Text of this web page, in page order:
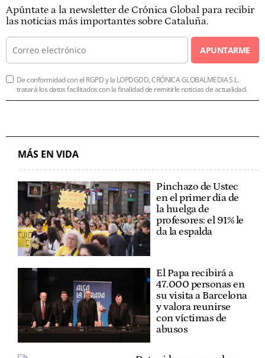
Apúntate a la newsletter de Crónica Global para recibir
las noticias más importantes sobre Cataluña.
APUNTARME
De conformidad con el RGPD y la LOPDGDD, CRÓNICA GLOBALMEDIA S.L.
tratará los datos facilitados con la finalidad de remitirle noticias de actualidad.
MÁS EN VIDA
Pinchazo de Ustec
en el primer día de
la huelga de
profesores: el 91% le
da la espalda
El Papa recibirá a
47.000 personas en
su visita a Barcelona
y valora reunirse
con víctimas de
abusos